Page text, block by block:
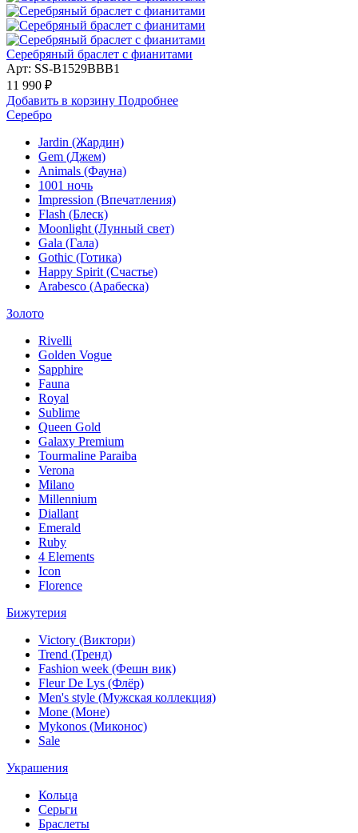
Серебряный браслет с фианитами
Арт: SS-B1529BBB1
11 990 ₽
Добавить в корзину Подробнее
Серебро
Jardin (Жардин)
Gem (Джем)
Animals (Фауна)
1001 ночь
Impression (Впечатления)
Flash (Блеск)
Moonlight (Лунный свет)
Gala (Гала)
Gothic (Готика)
Happy Spirit (Счастье)
Arabesco (Арабеска)
Золото
Rivelli
Golden Vogue
Sapphire
Fauna
Royal
Sublime
Queen Gold
Galaxy Premium
Tourmaline Paraiba
Verona
Milano
Millennium
Diallant
Emerald
Ruby
4 Elements
Icon
Florence
Бижутерия
Victory (Виктори)
Trend (Тренд)
Fashion week (Фешн вик)
Fleur De Lys (Флёр)
Men's style (Мужская коллекция)
Mone (Моне)
Mykonos (Миконос)
Sale
Украшения
Кольца
Серьги
Браслеты